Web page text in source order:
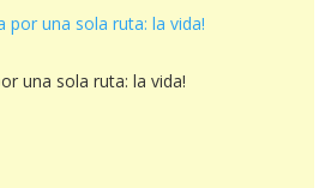
una sola ruta: la vida!